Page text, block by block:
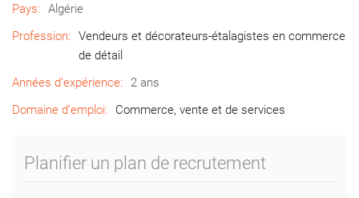
Pays:
Algérie
Profession:
Vendeurs et décorateurs-étalagistes en commerce
de détail
Années d’expérience:
2 ans
Domaine d’emploi:
Commerce, vente et de services
Planifier un plan de recrutement